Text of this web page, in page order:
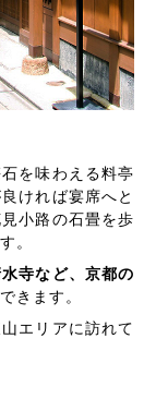
を味わえる料亭
ければ宴席へと
小路の石畳を歩
。
寺など、京都の
きます。
エリアに訪れて